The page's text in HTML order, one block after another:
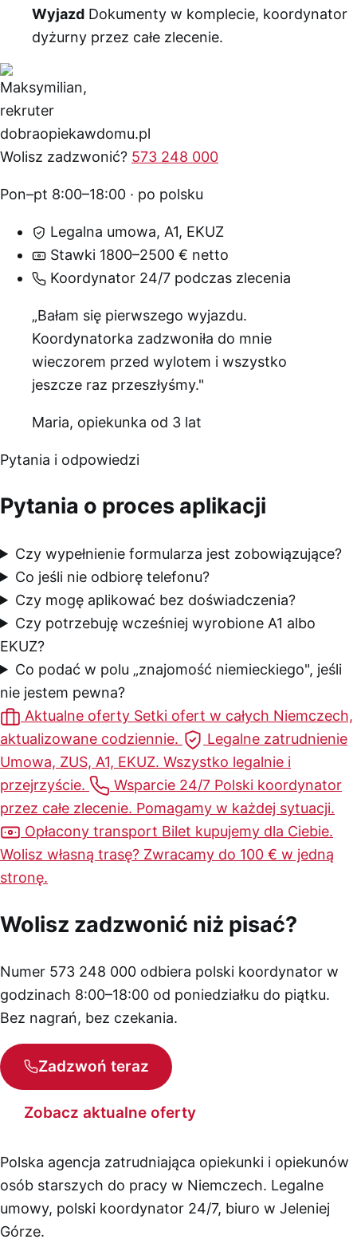
Wyjazd Dokumenty w komplecie, koordynator
dyżurny przez całe zlecenie.
Wolisz zadzwonić? 573 248 000
Pon–pt 8:00–18:00 · po polsku
Legalna umowa, A1, EKUZ
Stawki 1800–2500 € netto
Koordynator 24/7 podczas zlecenia
„Bałam się pierwszego wyjazdu.
Koordynatorka zadzwoniła do mnie
wieczorem przed wylotem i wszystko
jeszcze raz przeszłyśmy."
Maria, opiekunka od 3 lat
Pytania i odpowiedzi
Pytania o proces aplikacji
Czy wypełnienie formularza jest zobowiązujące?
Co jeśli nie odbiorę telefonu?
Czy mogę aplikować bez doświadczenia?
Czy potrzebuję wcześniej wyrobione A1 albo
EKUZ?
Co podać w polu „znajomość niemieckiego", jeśli
nie jestem pewna?
Aktualne oferty Setki ofert w całych Niemczech,
aktualizowane codziennie.
Legalne zatrudnienie
Umowa, ZUS, A1, EKUZ. Wszystko legalnie i
przejrzyście.
Wsparcie 24/7 Polski koordynator
przez całe zlecenie. Pomagamy w każdej sytuacji.
Opłacony transport Bilet kupujemy dla Ciebie.
Wolisz własną trasę? Zwracamy do 100 € w jedną
stronę.
Wolisz zadzwonić niż pisać?
Numer 573 248 000 odbiera polski koordynator w
godzinach 8:00–18:00 od poniedziałku do piątku.
Bez nagrań, bez czekania.
Zadzwoń teraz
Zobacz aktualne oferty
Polska agencja zatrudniająca opiekunki i opiekunów
osób starszych do pracy w Niemczech. Legalne
umowy, polski koordynator 24/7, biuro w Jeleniej
Górze.